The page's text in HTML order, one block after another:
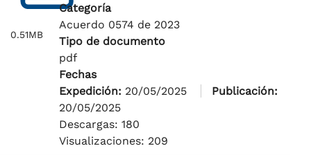
0.51MB
Categoría
Acuerdo 0574 de 2023
Tipo de documento
pdf
Fechas
Expedición: 20/05/2025
Publicación:
20/05/2025
Descargas: 180
Visualizaciones: 209